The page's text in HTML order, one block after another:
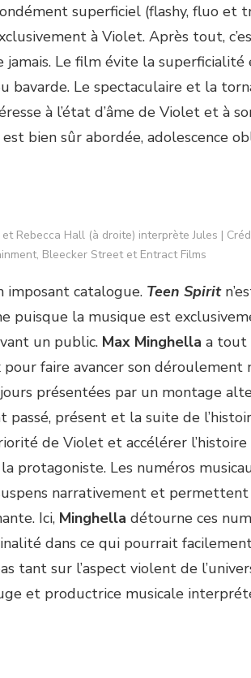
superficiel (flashy, fluo et
à Violet. Après tout,
jamais. Le film évite la superficialité
bavarde. Le spectaculaire et la
à l’état d’âme de Violet et à
bien sûr abordée, adolescence
Rebecca Hall (à droite) interprète Jules |
Bleecker Street et Entract Films
imposant catalogue. Teen Spirit
puisque la musique est
un public. Max Minghella a tout
faire avancer son déroulement
présentées par un montage
passé, présent et la suite de
de Violet et accélérer
protagoniste. Les numéros
narrativement et permettent
Ici, Minghella détourne ces
dans ce qui pourrait
tant sur l’aspect violent de
et productrice musicale